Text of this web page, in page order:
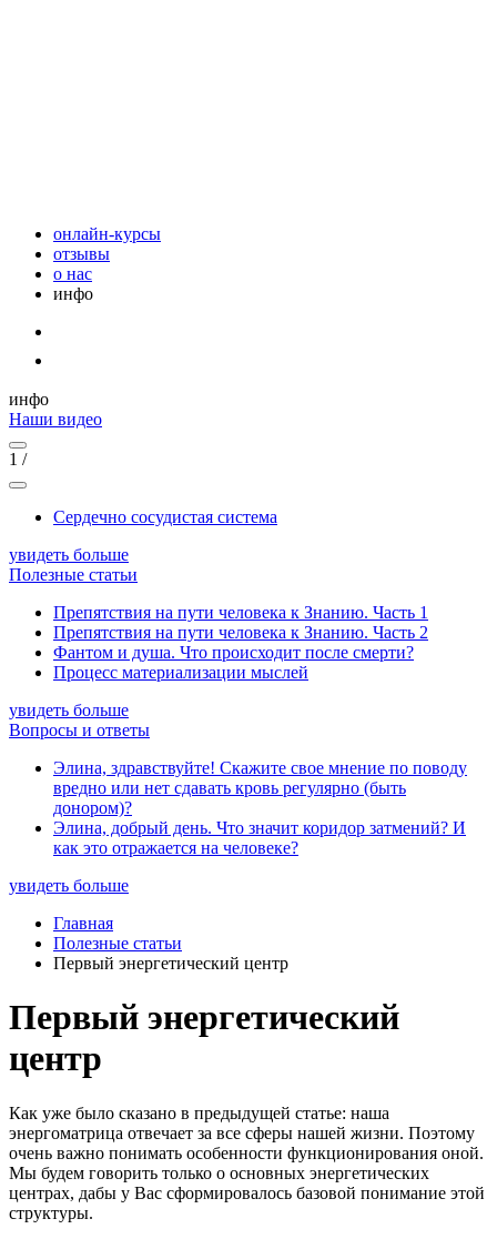
онлайн-курсы
отзывы
о нас
инфо
инфо
Наши видео
1 /
Сердечно сосудистая система
увидеть больше
Полезные статьи
Препятствия на пути человека к Знанию. Часть 1
Препятствия на пути человека к Знанию. Часть 2
Фантом и душа. Что происходит после смерти?
Процесс материализации мыслей
увидеть больше
Вопросы и ответы
Элина, здравствуйте! Скажите свое мнение по поводу
вредно или нет сдавать кровь регулярно (быть
донором)?
Элина, добрый день. Что значит коридор затмений? И
как это отражается на человеке?
увидеть больше
Главная
Полезные статьи
Первый энергетический центр
Первый энергетический
центр
Как уже было сказано в предыдущей статье: наша
энергоматрица отвечает за все сферы нашей жизни. Поэтому
очень важно понимать особенности функционирования оной.
Мы будем говорить только о основных энергетических
центрах, дабы у Вас сформировалось базовой понимание этой
структуры.